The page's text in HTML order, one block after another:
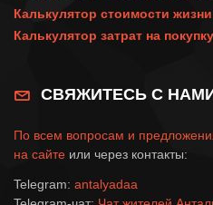
Калькулятор стоимости
Калькулятор затрат на
СВЯЖИТЕСЬ С
По всем вопросам и
на сайте или через контакты:
Telegram: antalyadaa